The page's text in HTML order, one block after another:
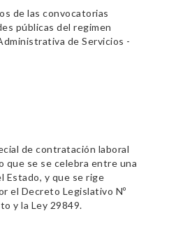
de las convocatorias
públicas del regimen
de Servicios -
de contratación laboral
que se se celebra entre una
Estado, y que se rige
el Decreto Legislativo Nº
y la Ley 29849.